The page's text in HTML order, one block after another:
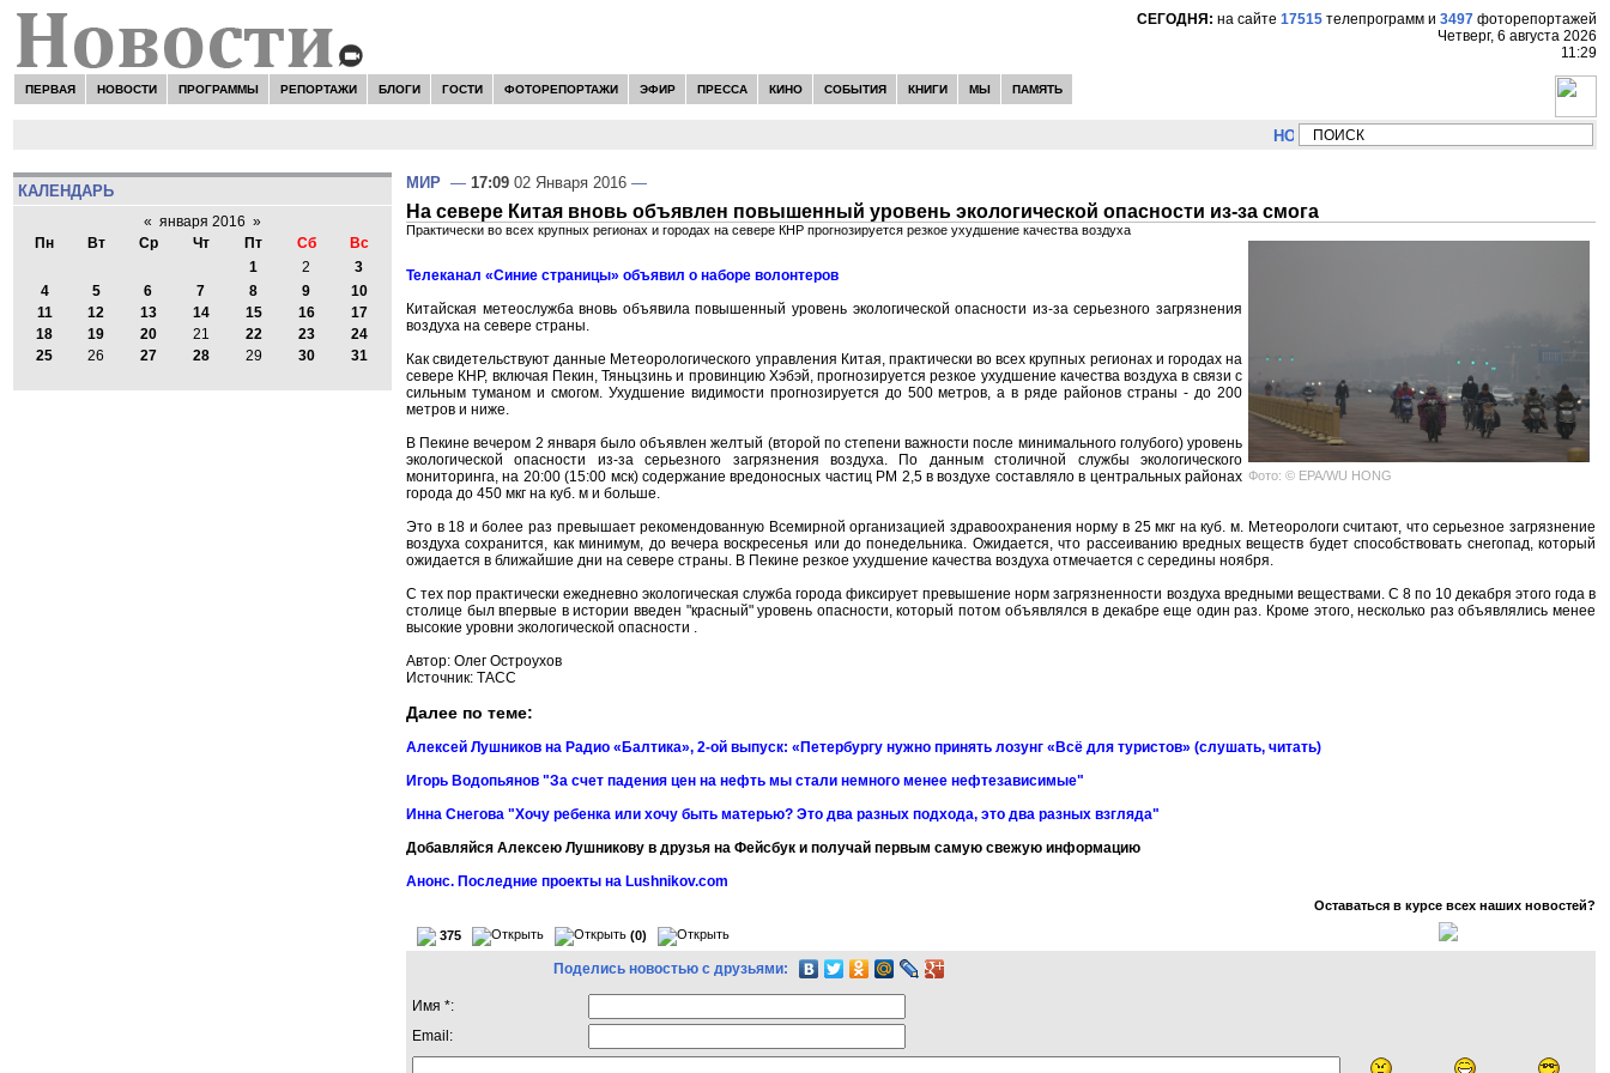
СЕГОДНЯ: на сайте 17515 телепрограмм и 3497 фоторепортажей
Четверг, 6 августа 2026
11:29
ПЕРВАЯ НОВОСТИ ПРОГРАММЫ РЕПОРТАЖИ БЛОГИ ГОСТИ ФОТОРЕПОРТАЖИ ЭФИР ПРЕССА КИНО СОБЫТИЯ КНИГИ МЫ ПАМЯТЬ
НОВОСТИ: Сергей Цыпляев "Мир как никогда
КАЛЕНДАРЬ
« января 2016 »
Пн
Вт Ср Чт Пт Сб
Вс
1
2
3
4
5 6 7 8 9
10
11
12 13 14 15 16
17
18
19 20 21 22 23
24
25
26 27 28 29 30 31
МИР — 17:09 02 Января 2016 —
На севере Китая вновь объявлен повышенный уровень экологической опасности из-за смога
Практически во всех крупных регионах и городах на севере КНР прогнозируется резкое ухудшение качества воздуха
Фото: © EPA/WU HONG
Телеканал «Синие страницы» объявил о наборе волонтеров
Китайская метеослужба вновь объявила повышенный уровень экологической опасности из-за серьезного загрязнения
воздуха на севере страны.
Как свидетельствуют данные Метеорологического управления Китая, практически во всех крупных регионах и городах на
севере КНР, включая Пекин, Тяньцзинь и провинцию Хэбэй, прогнозируется резкое ухудшение качества воздуха в связи с
сильным туманом и смогом. Ухудшение видимости прогнозируется до 500 метров, а в ряде районов страны - до 200
метров и ниже.
В Пекине вечером 2 января было объявлен желтый (второй по степени важности после минимального голубого) уровень
экологической опасности из-за серьезного загрязнения воздуха. По данным столичной службы экологического
мониторинга, на 20:00 (15:00 мск) содержание вредоносных частиц PM 2,5 в воздухе составляло в центральных районах
города до 450 мкг на куб. м и больше.
Это в 18 и более раз превышает рекомендованную Всемирной организацией здравоохранения норму в 25 мкг на куб. м. Метеорологи считают, что серьезное загрязнение
воздуха сохранится, как минимум, до вечера воскресенья или до понедельника. Ожидается, что рассеиванию вредных веществ будет способствовать снегопад, который
ожидается в ближайшие дни на севере страны. В Пекине резкое ухудшение качества воздуха отмечается с середины ноября.
С тех пор практически ежедневно экологическая служба города фиксирует превышение норм загрязненности воздуха вредными веществами. С 8 по 10 декабря этого года в
столице был впервые в истории введен "красный" уровень опасности, который потом объявлялся в декабре еще один раз. Кроме этого, несколько раз объявлялись менее
высокие уровни экологической опасности .
Автор: Олег Остроухов
Источник: ТАСС
Далее по теме:
Алексей Лушников на Радио «Балтика», 2-ой выпуск: «Петербургу нужно принять лозунг «Всё для туристов» (слушать, читать)
Игорь Водопьянов "За счет падения цен на нефть мы стали немного менее нефтезависимые"
Инна Снегова "Хочу ребенка или хочу быть матерью? Это два разных подхода, это два разных взгляда"
Добавляйся Алексею Лушникову в друзья на Фейсбук и получай первым самую свежую информацию
Анонс. Последние проекты на Lushnikov.com
Оставаться в курсе всех наших новостей?
375 (0)
Поделись новостью с друзьями:
Имя *:
Email: